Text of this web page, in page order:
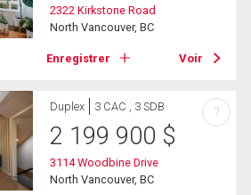
2322 Kirkstone Road
North Vancouver, BC
Enregistrer Voir
Duplex 3 CAC , 3 SDB
2 199 900 $
3114 Woodbine Drive
North Vancouver, BC
?